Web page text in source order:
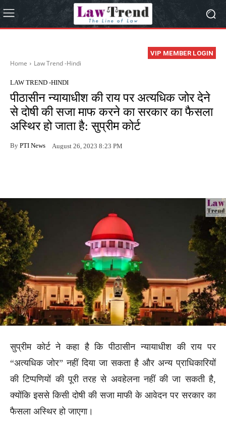
VIP MEMBER LOGIN
Home Law Trend -Hindi
LAW TREND -HINDI
पीठासीन न्यायाधीश की राय पर अत्यधिक जोर देने
से दोषी की सजा माफ करने का सरकार का फैसला
अस्थिर हो जाता है: सुप्रीम कोर्ट
By PTI News August 26, 2023 8:23 PM
सुप्रीम कोर्ट ने कहा है कि पीठासीन न्यायाधीश की राय पर
“अत्यधिक जोर” नहीं दिया जा सकता है और अन्य प्राधिकारियों
की टिप्पणियों की पूरी तरह से अवहेलना नहीं की जा सकती है,
क्योंकि इससे किसी दोषी की सजा माफी के आवेदन पर सरकार का
फैसला अस्थिर हो जाएगा।